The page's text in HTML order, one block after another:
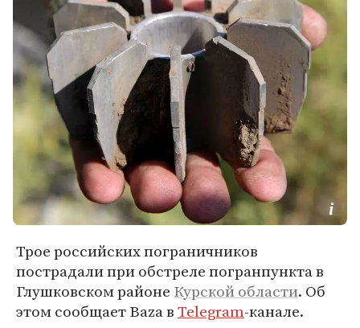
Трое российских пограничников
пострадали при обстреле погранпункта в
Глушковском районе Курской области. Об
этом сообщает Baza вTelegram-канале.